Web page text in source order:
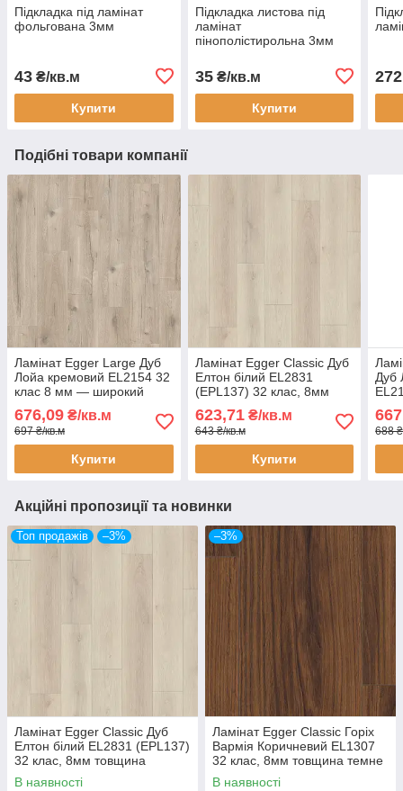
Підкладка під ламінат
фольгована 3мм
43 ₴/кв.м
Купити
Підкладка листова під
ламінат
пінополістирольна 3мм
35₴/кв.м
Купити
272
Подібні товари компанії
Ламінат Egger Large Дуб
Лойа кремовий EL2154 32
клас 8 мм — широкий
ламінат під світлий дуб, з
фаскою 4V
676,09 ₴/кв.м
697 ₴/кв.м
Купити
Ламінат Egger Classic Дуб
Елтон білий EL2831
(EPL137) 32 клас, 8мм
товщина світлий дуб з
фаскою
623,71₴/кв.м
643 ₴/кв.м
Купити
Дуб
дуб
688
Акційні пропозиції та новинки
Топ продажів –3%
Ламінат Egger Classic Дуб
Елтон білий EL2831 (EPL137)
32 клас, 8мм товщина
світлий дуб з фаскою
В наявності
–3%
Ламінат Egger Classic Горіх
Вармія Коричневий EL1307
32 клас, 8мм товщина темне
дерево з фаскою
В наявності